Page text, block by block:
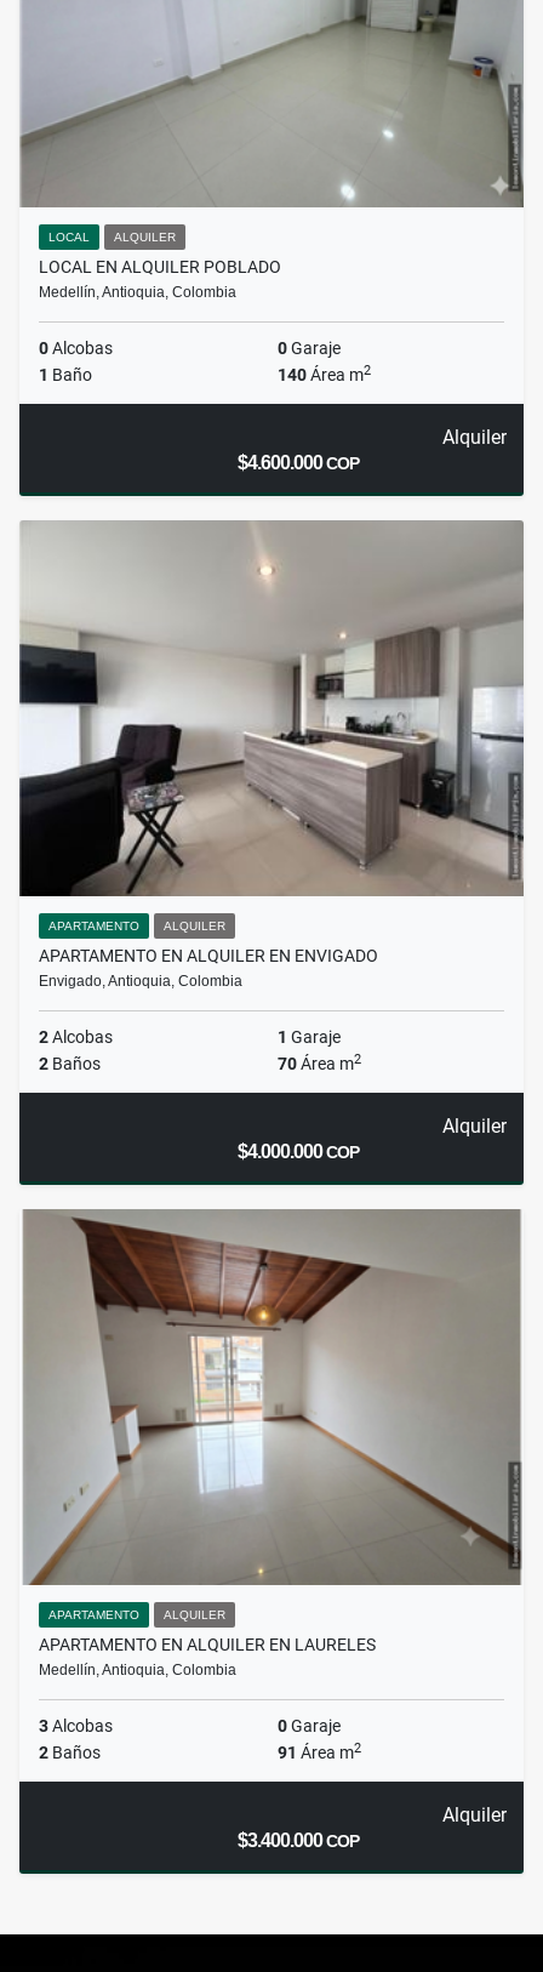
LOCAL ALQUILER
LOCAL EN ALQUILER POBLADO
Medellín, Antioquia, Colombia
0Alcobas 0Garaje
1 Baño 140Área m2
Alquiler
$4.600.000COP
APARTAMENTO ALQUILER
APARTAMENTO EN ALQUILER EN ENVIGADO
Envigado, Antioquia, Colombia
2Alcobas 1 Garaje
2 Baños 70Área m2
Alquiler
$4.000.000COP
APARTAMENTO ALQUILER
APARTAMENTO EN ALQUILER EN LAURELES
Medellín, Antioquia, Colombia
3Alcobas 0Garaje
2 Baños 91 Área m2
Alquiler
$3.400.000COP